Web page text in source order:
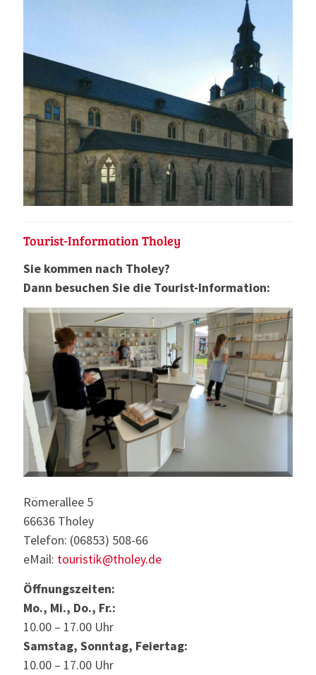
Tourist-Information Tholey
Sie kommen nach Tholey?
Dann besuchen Sie die Tourist-Information:
Römerallee 5
66636 Tholey
Telefon: (06853) 508-66
eMail: touristik@tholey.de
Öffnungszeiten:
Mo., Mi., Do., Fr.:
10.00 – 17.00 Uhr
Samstag, Sonntag, Feiertag:
10.00 – 17.00 Uhr